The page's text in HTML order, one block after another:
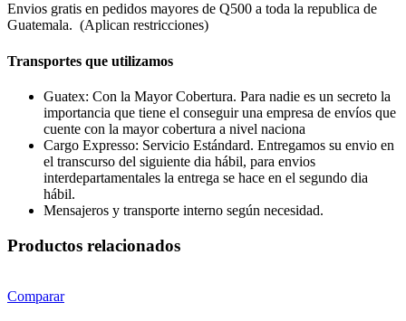
Envios gratis en pedidos mayores de Q500 a toda la republica de
Guatemala. (Aplican restricciones)
Transportes que utilizamos
Guatex: Con la Mayor Cobertura. Para nadie es un secreto la
importancia que tiene el conseguir una empresa de envíos que
cuente con la mayor cobertura a nivel naciona
Cargo Expresso: Servicio Estándard. Entregamos su envio en
el transcurso del siguiente dia hábil, para envios
interdepartamentales la entrega se hace en el segundo dia
hábil.
Mensajeros y transporte interno según necesidad.
Productos relacionados
Comparar